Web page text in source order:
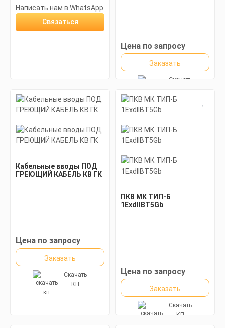
Написать нам в WhatsApp
Связаться
Цена по запросу
Заказать
Скачать
Кабельные вводы ПОД
ГРЕЮЩИЙ КАБЕЛЬ КВ ГК
Цена по запросу
Заказать
Скачать
КП
ПКВ МК ТИП-Б
1ExdIIBT5Gb
Цена по запросу
Заказать
Скачать
КП